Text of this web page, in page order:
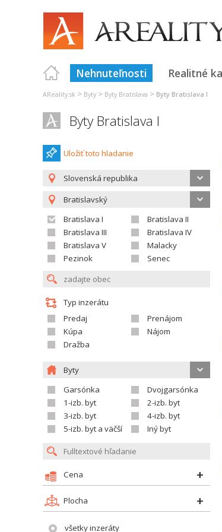
Nehnuteľnosti Realitné
AReality.sk > Byty > Byty Bratislava > Byty Bratislava I
Byty Bratislava I
Uložiť toto hladanie
Slovenská republika
Bratislavský
Bratislava I
Bratislava II
Bratislava III
Bratislava IV
Bratislava V
Malacky
Pezinok
Senec
Typ inzerátu
Predaj
Prenájom
Kúpa
Nájom
Dražba
Byty
Garsónka
Dvojgarsónka
1-izb. byt
2-izb. byt
3-izb. byt
4-izb. byt
5-izb. byt a väčší
Iný byt
Cena
Plocha
všetky inzeráty